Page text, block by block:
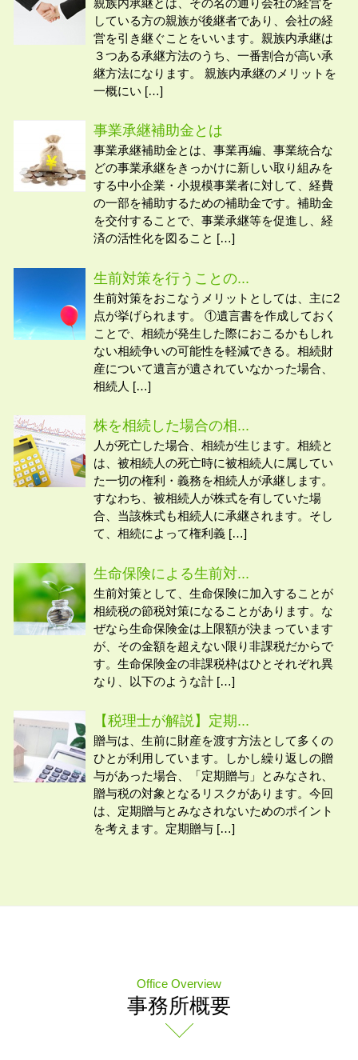
している方の親族が後継者であり、会社の経
営を引き継ぐことをいいます。親族内承継は
３つある承継方法のうち、一番割合が高い承
継方法になります。 親族内承継のメリットを
一概にい […]
事業承継補助金とは
事業承継補助金とは、事業再編、事業統合な
どの事業承継をきっかけに新しい取り組みを
する中小企業・小規模事業者に対して、経費
の一部を補助するための補助金です。補助金
を交付することで、事業承継等を促進し、経
済の活性化を図ること […]
生前対策を行うことの...
生前対策をおこなうメリットとしては、主に2
点が挙げられます。 ①遺言書を作成しておく
ことで、相続が発生した際におこるかもしれ
ない相続争いの可能性を軽減できる。相続財
産について遺言が遺されていなかった場合、
相続人 […]
株を相続した場合の相...
人が死亡した場合、相続が生じます。相続と
は、被相続人の死亡時に被相続人に属してい
た一切の権利・義務を相続人が承継します。
すなわち、被相続人が株式を有していた場
合、当該株式も相続人に承継されます。そし
て、相続によって権利義 […]
生命保険による生前対...
生前対策として、生命保険に加入することが
相続税の節税対策になることがあります。な
ぜなら生命保険金は上限額が決まっています
が、その金額を超えない限り非課税だからで
す。生命保険金の非課税枠はひとそれぞれ異
なり、以下のような計 […]
【税理士が解説】定期...
贈与は、生前に財産を渡す方法として多くの
ひとが利用しています。しかし繰り返しの贈
与があった場合、「定期贈与」とみなされ、
贈与税の対象となるリスクがあります。今回
は、定期贈与とみなされないためのポイント
を考えます。定期贈与 […]
Office Overview
事務所概要